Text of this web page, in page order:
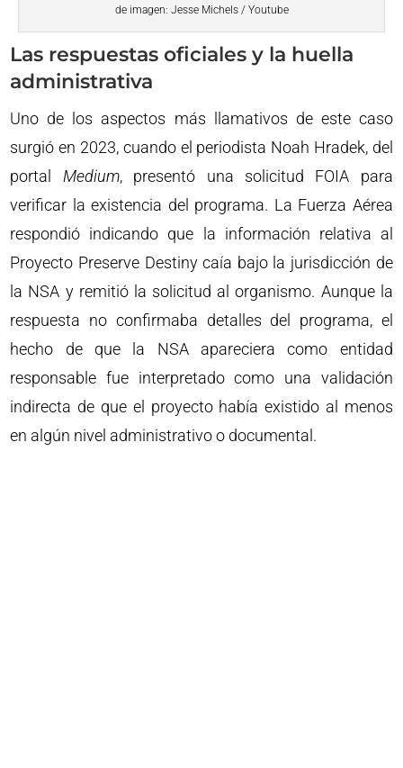
de imagen: Jesse Michels / Youtube
Las respuestas oficiales y la huella
administrativa
Uno de los aspectos más llamativos de este caso
surgió en 2023, cuando el periodista Noah Hradek, del
portal Medium, presentó una solicitud FOIA para
verificar la existencia del programa. La Fuerza Aérea
respondió indicando que la información relativa al
Proyecto Preserve Destiny caía bajo la jurisdicción de
la NSA y remitió la solicitud al organismo. Aunque la
respuesta no confirmaba detalles del programa, el
hecho de que la NSA apareciera como entidad
responsable fue interpretado como una validación
indirecta de que el proyecto había existido al menos
en algún nivel administrativo o documental.